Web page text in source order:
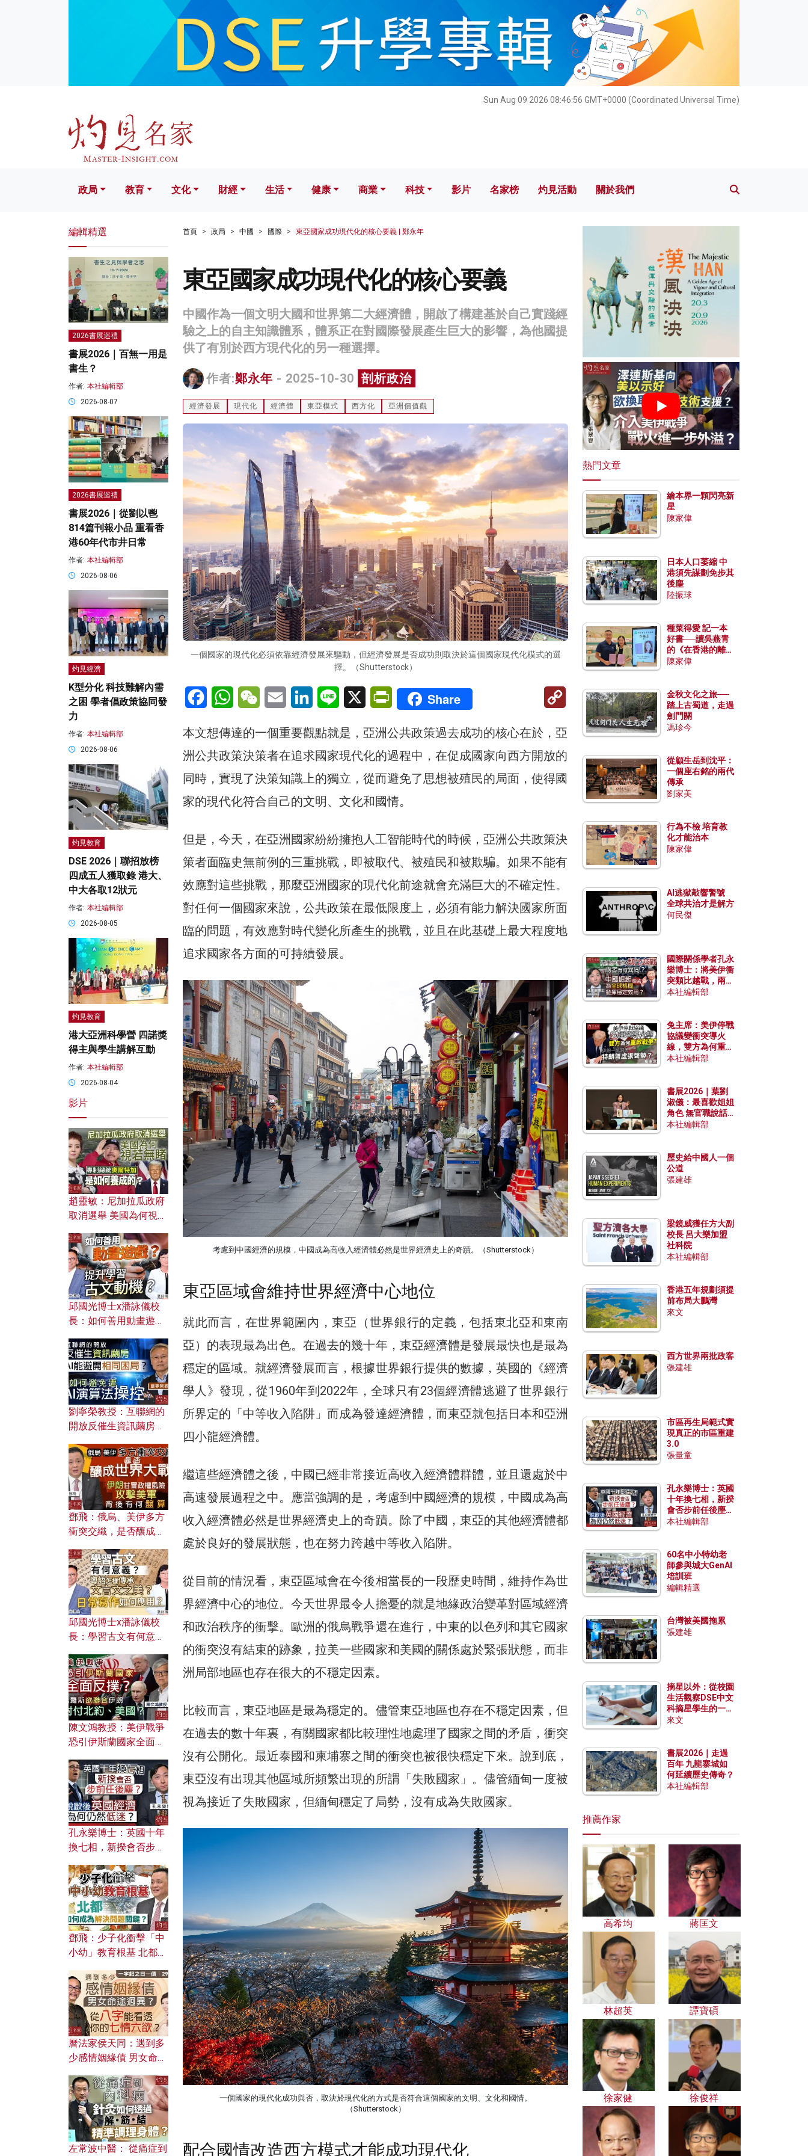
Sun Aug 09 2026 08:46:58 GMT+0000 (Coordinated Universal Time)
文化 財經 生活 健康 科技 影片 名家榜 灼見活動 關於我們
政局 教育 文化 財經 生活 健康 商業 科技 影片 名家榜 灼見活動 關於我們
首頁 政局 中國 國際 東亞國家成功現代化的核心要義 | 鄭永年
東亞國家成功現代化的核心要義
中國作為一個文明大國和世界第二大經濟體，開啟了構建基於自己實踐經
驗之上的自主知識體系，體系正在對國際發展產生巨大的影響，為他國提
供了有別於西方現代化的另一種選擇。
作者:鄭永年 - 2025-10-30 剖析政治
經濟發展 現代化 經濟體 東亞模式 西方化 亞洲價值觀
一個國家的現代化必須依靠經濟發展來驅動，但經濟發展是否成功則取決於這個國家現代化模式的選
擇。（Shutterstock）
FacebookWhatsAppWeChatEmail LinkedInLine X PrintFriendly
Share
Copy
本文想傳達的一個重要觀點就是，亞洲公共政策過去成功的核心在於，亞
洲公共政策決策者在追求國家現代化的過程中，在促成國家向西方開放的
同時，實現了決策知識上的獨立，從而避免了思想被殖民的局面，使得國
家的現代化符合自己的文明、文化和國情。
但是，今天，在亞洲國家紛紛擁抱人工智能時代的時候，亞洲公共政策決
策者面臨史無前例的三重挑戰，即被取代、被殖民和被欺騙。如果不能有
效應對這些挑戰，那麼亞洲國家的現代化前途就會充滿巨大的不確定性。
對任何一個國家來說，公共政策在最低限度上，必須有能力解決國家所面
臨的問題，有效應對時代變化所產生的挑戰，並且在此基礎上最大程度地
追求國家各方面的可持續發展。
考慮到中國經濟的規模，中國成為高收入經濟體必然是世界經濟史上的奇蹟。（Shutterstock）
東亞區域會維持世界經濟中心地位
就此而言，在世界範圍內，東亞（世界銀行的定義，包括東北亞和東南
亞）的表現最為出色。在過去的幾十年，東亞經濟體是發展最快也是最為
穩定的區域。就經濟發展而言，根據世界銀行提供的數據，英國的《經濟
學人》發現，從1960年到2022年，全球只有23個經濟體逃避了世界銀行
所界定的「中等收入陷阱」而成為發達經濟體，而東亞就包括日本和亞洲
四小龍經濟體。
繼這些經濟體之後，中國已經非常接近高收入經濟體群體，並且還處於中
高速發展過程之中。應當強調的是，考慮到中國經濟的規模，中國成為高
收入經濟體必然是世界經濟史上的奇蹟。除了中國，東亞的其他經濟體都
處於良好的發展狀態，也在努力跨越中等收入陷阱。
從目前的情況看，東亞區域會在今後相當長的一段歷史時間，維持作為世
界經濟中心的地位。今天世界最令人擔憂的就是地緣政治變革對區域經濟
和政治秩序的衝擊。歐洲的俄烏戰爭還在進行，中東的以色列和其它國家
的衝突沒有結束的跡象，拉美一些國家和美國的關係處於緊張狀態，而非
洲局部地區也存在很大的不穩定因素。
比較而言，東亞地區是最為穩定的。儘管東亞地區也存在不穩定因素，但
在過去的數十年裏，有關國家都比較理性地處理了國家之間的矛盾，衝突
沒有公開化。最近泰國和柬埔寨之間的衝突也被很快穩定下來。說到底，
東亞沒有出現其他區域所頻繁出現的所謂「失敗國家」。儘管緬甸一度被
視為接近了失敗國家，但緬甸穩定了局勢，沒有成為失敗國家。
一個國家的現代化成功與否，取決於現代化的方式是否符合這個國家的文明、文化和國情。
（Shutterstock）
配合國情改造西方模式才能成功現代化
編輯精選
2026書展巡禮
書展2026｜百無一用是
書生？
作者: 本社編輯部
2026-08-07
2026書展巡禮
書展2026｜從劉以鬯
814篇刊報小品 重看香
港60年代市井日常
作者: 本社編輯部
2026-08-06
灼見經濟
K型分化 科技難解內需
之困 學者倡政策協同發
力
作者: 本社編輯部
2026-08-06
灼見教育
DSE 2026｜聯招放榜
四成五人獲取錄 港大、
中大各取12狀元
作者: 本社編輯部
2026-08-05
灼見教育
港大亞洲科學營 四諾獎
得主與學生講解互動
作者: 本社編輯部
2026-08-04
影片
趙靈敏：尼加拉瓜政府
取消選舉 美國為何視若
加是如何養成的？
邱國光博士x潘詠儀校
長：如何善用動畫遊戲
劉寧榮教授：互聯網的
開放反催生資訊繭房，
何避免遭AI演算法操
控？
鄧飛：俄烏、美伊多方
衝突交織，是否釀成世
風險攻擊美軍，背後有
何盤算？
邱國光博士x潘詠儀校
長：學習古文有何意
文之美？ 日常寫作如何
應用？
陳文鴻教授：美伊戰爭
恐引伊斯蘭國家全面反
對付北約美國？
孔永樂博士：英國十年
換七相，新揆會否步前
濟為何仍然低迷？
鄧飛：少子化衝擊「中
小幼」教育根基 北都如
曆法家侯天同：遇到多
少感情姻緣債 男女命途
的七情六欲？
左常波中醫： 從痛症到
熱門文章
繪本界一顆閃亮新
星
陳家偉
日本人口萎縮 中
港須先謀劃免步其
後塵
陸振球
種菜得愛 記一本
好書──讀吳燕青
的《在香港的離島
種菜》
陳家偉
金秋文化之旅──
踏上古蜀道，走過
劍門關
馮珍今
從顧生岳到沈平：
一個座右銘的兩代
傳承
劉家美
行為不檢 培育教
化才能治本
陳家偉
AI逃獄敲響警號
全球共治才是解方
何民傑
國際關係學者孔永
樂博士：將美伊衝
突類比越戰，兩者
有何異同？中國崛
本社編輯部
兔主席：美伊停戰
協議變衝突導火
線，雙方為何重啟
戰爭？伊朗一早洞
本社編輯部
書展2026｜葉劉
淑儀：最喜歡姐姐
角色 無官職說話
包袱少
本社編輯部
歷史給中國人一個
公道
張建雄
梁鏡威獲任方大副
校長 呂大樂加盟
社科院
本社編輯部
香港五年規劃須提
前布局大鵬灣
來文
西方世界兩批政客
張建雄
市區再生局範式實
現真正的市區重建
3.0
張量童
孔永樂博士：英國
十年換七相，新揆
會否步前任後塵？
脫歐後英國經濟為
本社編輯部
60名中小特幼老
師參與城大GenAI
培訓班
編輯精選
台灣被美國拖累
張建雄
摘星以外：從校園
生活觀察DSE中文
科摘星學生的一點
特質
來文
書展2026｜走過
百年 九龍寨城如
何延續歷史傳奇？
本社編輯部
推薦作家
高希均 蔣匡文
林超英 譚寶碩
徐家健 徐俊祥